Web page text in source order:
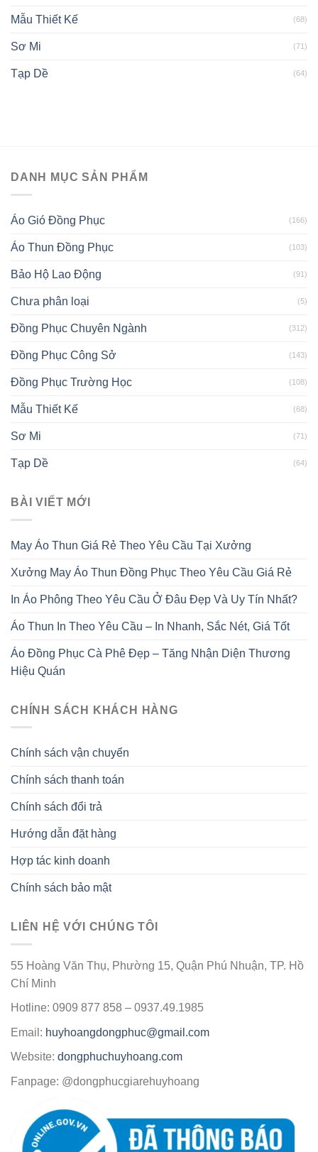
Mẫu Thiết Kế (68)
Sơ Mi (71)
Tạp Dề (64)
DANH MỤC SẢN PHẨM
Áo Gió Đồng Phục (166)
Áo Thun Đồng Phục (103)
Bảo Hộ Lao Động (91)
Chưa phân loại (5)
Đồng Phục Chuyên Ngành (312)
Đồng Phục Công Sở (143)
Đồng Phục Trường Học (108)
Mẫu Thiết Kế (68)
Sơ Mi (71)
Tạp Dề (64)
BÀI VIẾT MỚI
May Áo Thun Giá Rẻ Theo Yêu Cầu Tại Xưởng
Xưởng May Áo Thun Đồng Phục Theo Yêu Cầu Giá Rẻ
In Áo Phông Theo Yêu Cầu Ở Đâu Đẹp Và Uy Tín Nhất?
Áo Thun In Theo Yêu Cầu – In Nhanh, Sắc Nét, Giá Tốt
Áo Đồng Phục Cà Phê Đẹp – Tăng Nhận Diện Thương
Hiệu Quán
CHÍNH SÁCH KHÁCH HÀNG
Chính sách vận chuyển
Chính sách thanh toán
Chính sách đổi trả
Hướng dẫn đặt hàng
Hợp tác kinh doanh
Chính sách bảo mật
LIÊN HỆ VỚI CHÚNG TÔI
55 Hoàng Văn Thụ, Phường 15, Quận Phú Nhuận, TP. Hồ
Chí Minh
Hotline: 0909 877 858 – 0937.49.1985
Email: huyhoangdongphuc@gmail.com
Website: dongphuchuyhoang.com
Fanpage: @dongphucgiarehuyhoang